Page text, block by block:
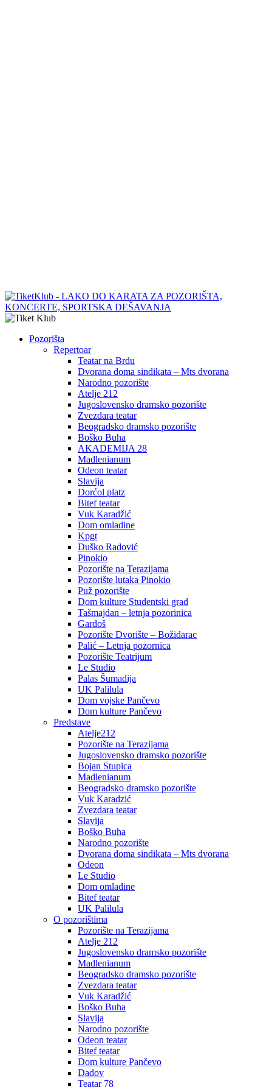
Pozorišta
Repertoar
Teatar na Brdu
Dvorana doma sindikata – Mts dvorana
Narodno pozorište
Atelje 212
Jugoslovensko dramsko pozorište
Zvezdara teatar
Beogradsko dramsko pozorište
Boško Buha
AKADEMIJA 28
Madlenianum
Odeon teatar
Slavija
Dorćol platz
Bitef teatar
Vuk Karadžić
Dom omladine
Kpgt
Duško Radović
Pinokio
Pozorište na Terazijama
Pozorište lutaka Pinokio
Puž pozorište
Dom kulture Studentski grad
Tašmajdan – letnja pozorinica
Gardoš
Pozorište Dvorište – Božidarac
Palić – Letnja pozornica
Pozorište Teatrijum
Le Studio
Palas Šumadija
UK Palilula
Dom vojske Pančevo
Dom kulture Pančevo
Predstave
Atelje212
Pozorište na Terazijama
Jugoslovensko dramsko pozorište
Bojan Stupica
Madlenianum
Beogradsko dramsko pozorište
Vuk Karadzić
Zvezdara teatar
Slavija
Boško Buha
Narodno pozorište
Dvorana doma sindikata – Mts dvorana
Odeon
Le Studio
Dom omladine
Bitef teatar
UK Palilula
O pozorištima
Pozorište na Terazijama
Atelje 212
Jugoslovensko dramsko pozorište
Madlenianum
Beogradsko dramsko pozorište
Zvezdara teatar
Vuk Karadžić
Boško Buha
Slavija
Narodno pozorište
Odeon teatar
Bitef teatar
Dom kulture Pančevo
Dadov
Teatar 78